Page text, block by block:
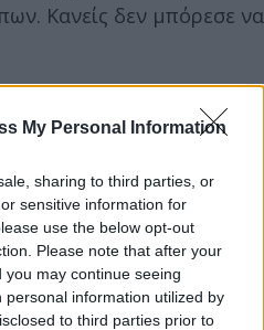
My Personal Information
sharing to third parties, or
sensitive information for
use the below opt-out
Please note that after your
may continue seeing
information utilized by
to third parties prior to
Κανείς δεν μπόρεσε να